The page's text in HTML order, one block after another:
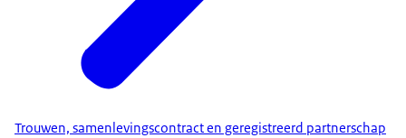
Trouwen, samenlevingscontract en geregistreerd partnerschap